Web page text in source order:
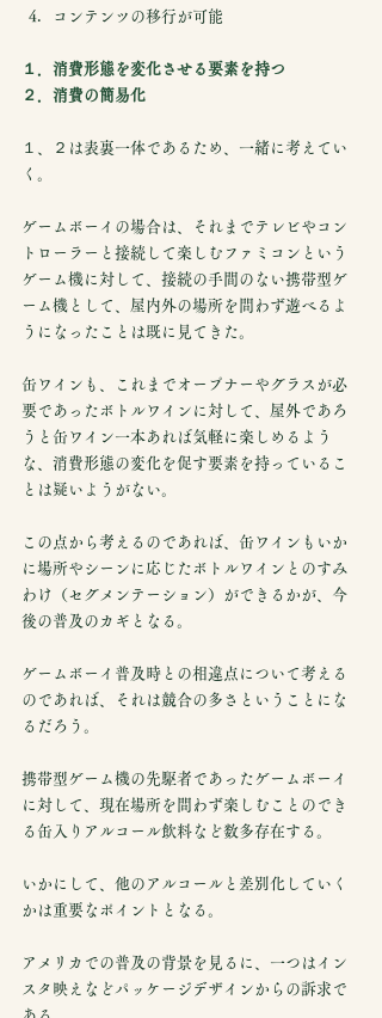
コンテンツの移行が可能
１．消費形態を変化させる要素を持つ
２．消費の簡易化
１、２は表裏一体であるため、一緒に考えてい
く。
ゲームボーイの場合は、それまでテレビやコン
トローラーと接続して楽しむファミコンという
ゲーム機に対して、接続の手間のない携帯型ゲ
ーム機として、屋内外の場所を問わず遊べるよ
うになったことは既に見てきた。
缶ワインも、これまでオープナーやグラスが必
要であったボトルワインに対して、屋外であろ
うと缶ワイン一本あれば気軽に楽しめるよう
な、消費形態の変化を促す要素を持っているこ
とは疑いようがない。
この点から考えるのであれば、缶ワインもいか
に場所やシーンに応じたボトルワインとのすみ
わけ（セグメンテーション）ができるかが、今
後の普及のカギとなる。
ゲームボーイ普及時との相違点について考える
のであれば、それは競合の多さということにな
るだろう。
携帯型ゲーム機の先駆者であったゲームボーイ
に対して、現在場所を問わず楽しむことのでき
る缶入りアルコール飲料など数多存在する。
いかにして、他のアルコールと差別化していく
かは重要なポイントとなる。
アメリカでの普及の背景を見るに、一つはイン
スタ映えなどパッケージデザインからの訴求で